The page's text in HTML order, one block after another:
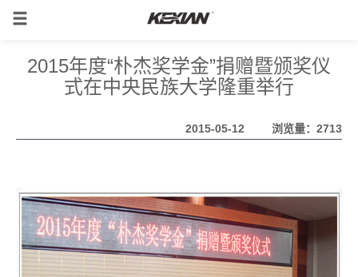
2015年度“朴杰奖学金”捐赠暨颁奖仪
式在中央民族大学隆重举行
2015-05-12 浏览量：2713